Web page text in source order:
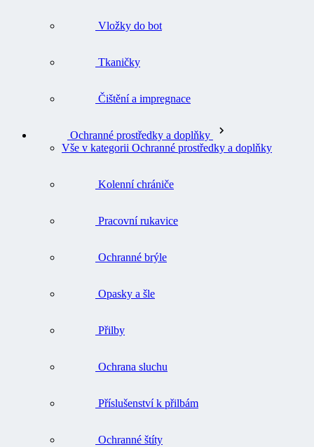
Vložky do bot
Tkaničky
Čištění a impregnace
Ochranné prostředky a doplňky
Vše v kategorii Ochranné prostředky a doplňky
Kolenní chrániče
Pracovní rukavice
Ochranné brýle
Opasky a šle
Přilby
Ochrana sluchu
Příslušenství k přilbám
Ochranné štíty